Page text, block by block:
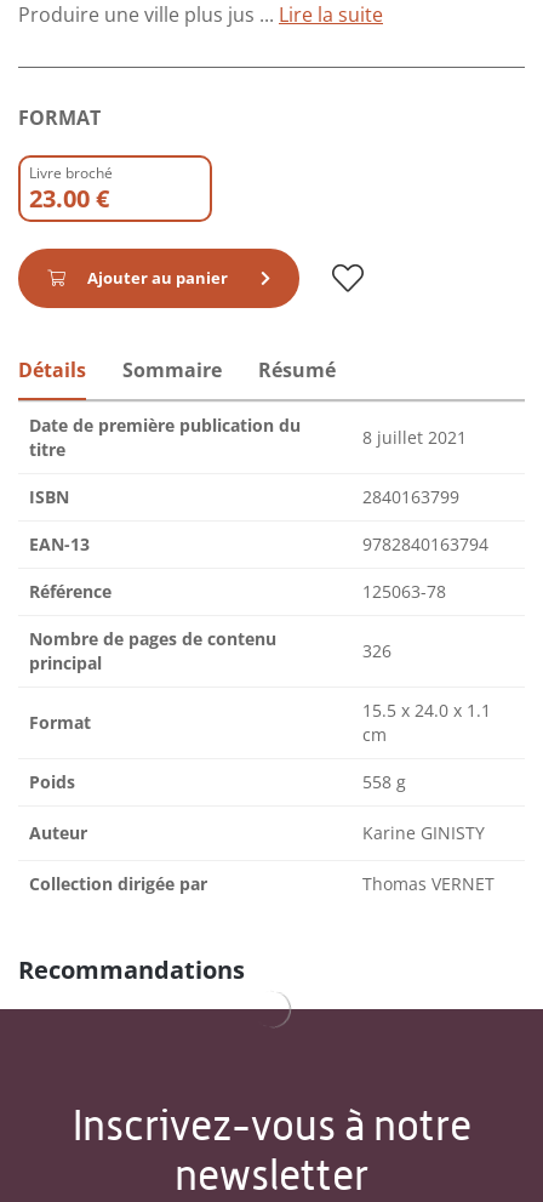
Produire une ville plus jus ... Lire la suite
FORMAT
Livre broché
23.00 €
Ajouter au panier
Détails Sommaire Résumé
Date de première publication du
titre
8 juillet 2021
ISBN 2840163799
EAN-13 9782840163794
Référence 125063-78
Nombre de pages de contenu
principal
326
Format
15.5 x 24.0 x 1.1
cm
Poids 558 g
Auteur Karine GINISTY
Collection dirigée par Thomas VERNET
Recommandations
Inscrivez-vous à notre
newsletter